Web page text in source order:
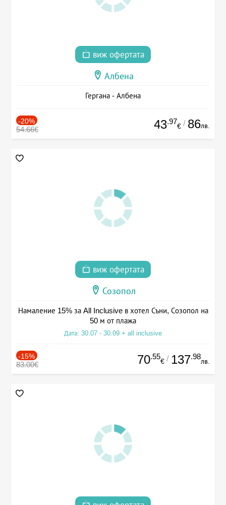
виж офертата
Албена
Гергана - Албена
-20%
54.66€ 43.97
€ / 86лв.
виж офертата
Созопол
Намаление 15% за All Inclusive в хотел Съни, Созопол на
50 м от плажа
Дата: 30.07 - 30.09 + all inclusive
-15%
83.00€ 70.55
€ / 137.98
лв.